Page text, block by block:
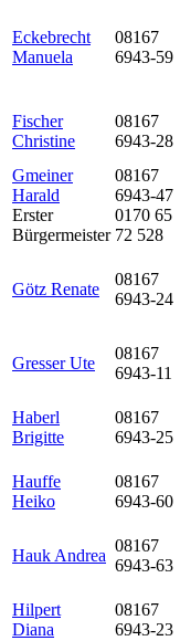
Eckebrecht
Manuela
08167
6943-59
Fischer
Christine
08167
6943-28
Gmeiner
Harald
Erster
Bürgermeister
08167
6943-47
0170 65
72 528
Götz Renate
08167
6943-24
Gresser Ute
08167
6943-11
Haberl
Brigitte
08167
6943-25
Hauffe
Heiko
08167
6943-60
Hauk Andrea
08167
6943-63
Hilpert
Diana
08167
6943-23